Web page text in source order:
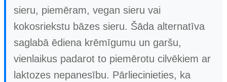
sieru, piemēram, vegan sieru vai
kokosriekstu bāzes sieru. Šāda alternatīva
saglabā ēdiena krēmīgumu un garšu,
vienlaikus padarot to piemērotu cilvēkiem ar
laktozes nepanesību. Pārliecinieties, ka